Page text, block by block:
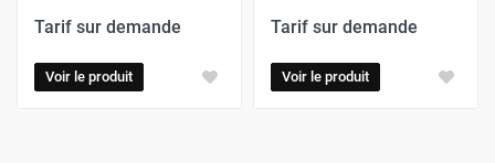
Tarif sur demande
Voir le produit
Tarif sur demande
Voir le produit